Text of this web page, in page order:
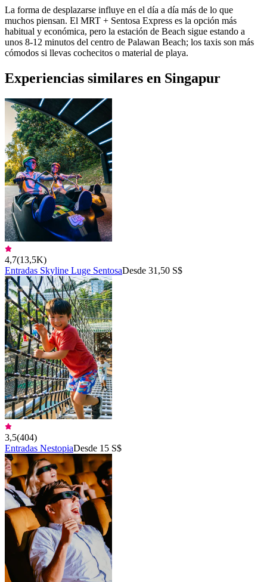
La forma de desplazarse influye en el día a día más de lo que
muchos piensan. El MRT + Sentosa Express es la opción más
habitual y económica, pero la estación de Beach sigue estando a
unos 8-12 minutos del centro de Palawan Beach; los taxis son más
cómodos si llevas cochecitos o material de playa.
Experiencias similares en Singapur
4,7(13,5K)
Entradas Skyline Luge SentosaDesde 31,50 S$
3,5(404)
Entradas NestopiaDesde 15 S$